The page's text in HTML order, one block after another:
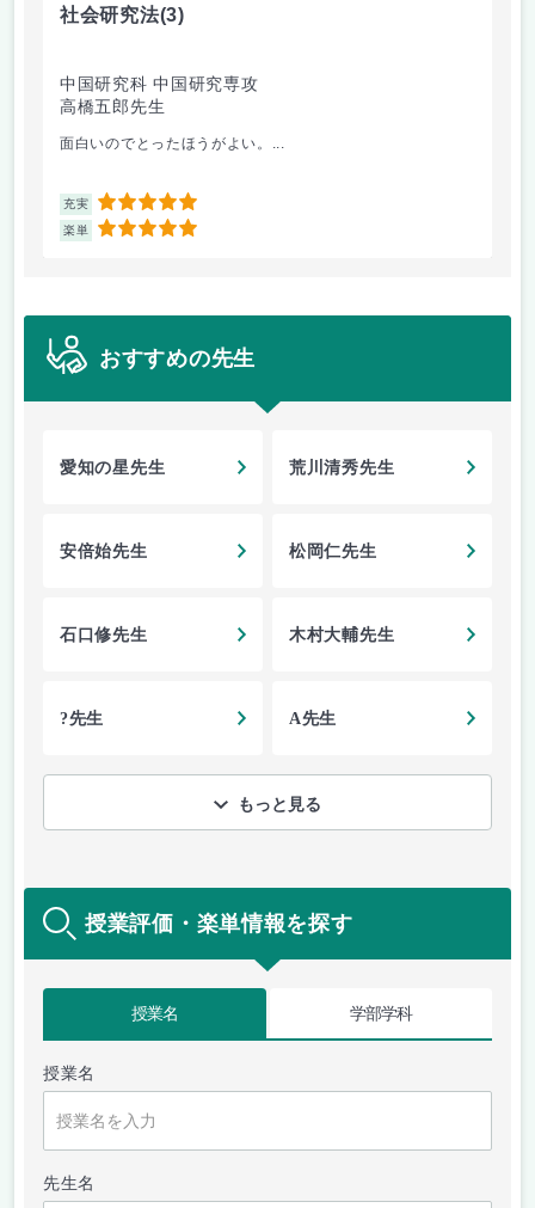
社会研究法(3)
中国研究科 中国研究専攻
高橋五郎先生
面白いのでとったほうがよい。...
充実 5
楽単 5
おすすめの先生
愛知の星先生 荒川清秀先生
安倍始先生 松岡仁先生
石口修先生 木村大輔先生
?先生 A先生
もっと見る
授業評価・楽単情報を探す
授業名 学部学科
授業名
先生名